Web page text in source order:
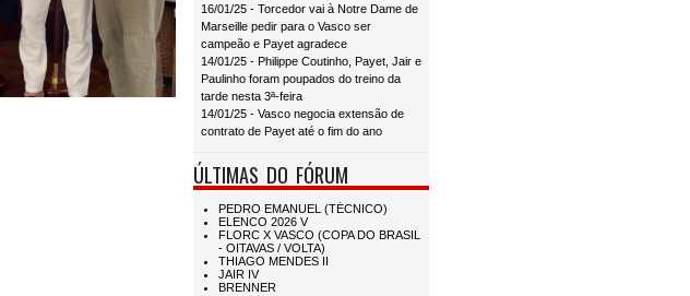
16/01/25 - Torcedor vai à Notre Dame de
Marseille pedir para o Vasco ser
campeão e Payet agradece
14/01/25 - Philippe Coutinho, Payet, Jair e
Paulinho foram poupados do treino da
tarde nesta 3ª-feira
14/01/25 - Vasco negocia extensão de
contrato de Payet até o fim do ano
ÚLTIMAS DO FÓRUM